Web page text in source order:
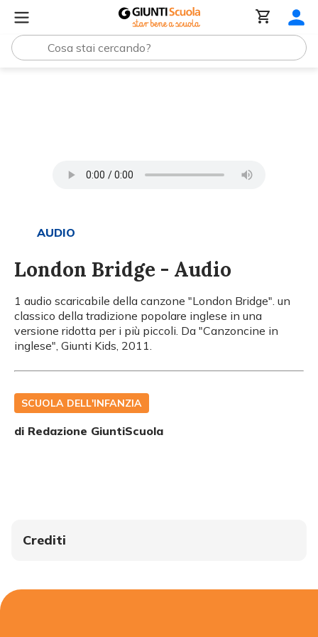
AUDIO
London Bridge - Audio
1 audio scaricabile della canzone "London Bridge". un
classico della tradizione popolare inglese in una
versione ridotta per i più piccoli. Da "Canzoncine in
inglese", Giunti Kids, 2011.
SCUOLA DELL'INFANZIA
di Redazione GiuntiScuola
Crediti